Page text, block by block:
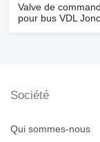
Valve de
pour bus VDL
Société
Qui sommes-nous